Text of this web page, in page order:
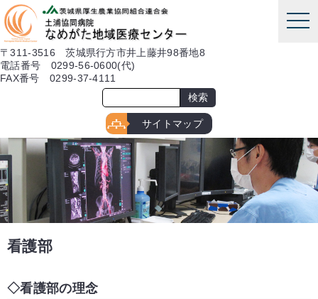
本文へ
〒311-3516 茨城県行方市井上藤井98番地8
電話番号 0299-56-0600(代)
FAX番号 0299-37-4111
サイトマップ
看護部
看護部の理念